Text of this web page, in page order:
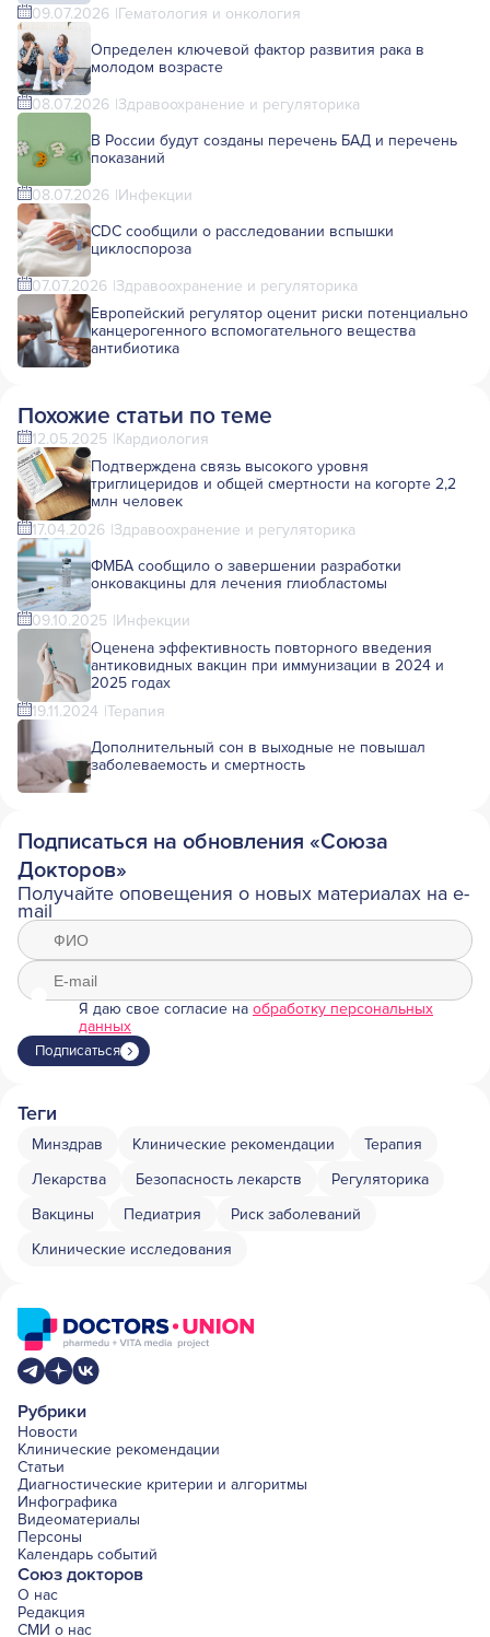
09.07.2026 Гематология и онкология
Определен ключевой фактор развития рака в
молодом возрасте
08.07.2026 Здравоохранение и регуляторика
В России будут созданы перечень БАД и перечень
показаний
08.07.2026 Инфекции
CDC сообщили о расследовании вспышки
циклоспороза
07.07.2026 Здравоохранение и регуляторика
Европейский регулятор оценит риски потенциально
канцерогенного вспомогательного вещества
антибиотика
Похожие статьи по теме
12.05.2025 Кардиология
Подтверждена связь высокого уровня
триглицеридов и общей смертности на когорте 2,2
млн человек
17.04.2026 Здравоохранение и регуляторика
ФМБА сообщило о завершении разработки
онковакцины для лечения глиобластомы
09.10.2025 Инфекции
Оценена эффективность повторного введения
антиковидных вакцин при иммунизации в 2024 и
2025 годах
19.11.2024 Терапия
Дополнительный сон в выходные не повышал
заболеваемость и смертность
Подписаться на обновления «Союза
Докторов»
Получайте оповещения о новых материалах на e-
mail
Я даю свое согласие на обработку персональных
данных
Подписаться
Теги
Минздрав Клинические рекомендации
Терапия
Лекарства
Безопасность лекарств
Регуляторика
Вакцины
Педиатрия
Риск заболеваний
Клинические исследования
Рубрики
Новости
Клинические рекомендации
Статьи
Диагностические критерии и алгоритмы
Инфографика
Видеоматериалы
Персоны
Календарь событий
Союз докторов
О нас
Редакция
СМИ о нас